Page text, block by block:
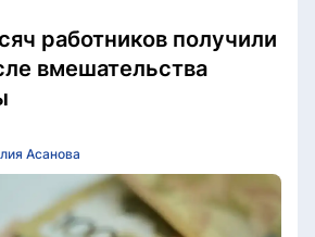
Культура
Мнение
Мир
работников получили
вмешательства
Асанова